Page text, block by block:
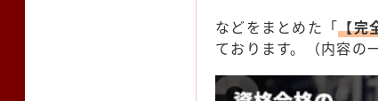
などをまとめた「【完
ております。（内容の